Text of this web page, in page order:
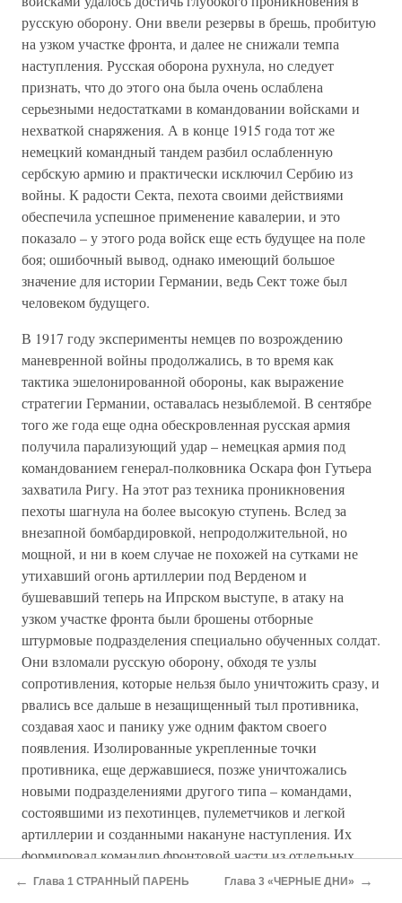
русскую оборону. Они ввели резервы в брешь, пробитую
на узком участке фронта, и далее не снижали темпа
наступления. Русская оборона рухнула, но следует
признать, что до этого она была очень ослаблена
серьезными недостатками в командовании войсками и
нехваткой снаряжения. А в конце 1915 года тот же
немецкий командный тандем разбил ослабленную
сербскую армию и практически исключил Сербию из
войны. К радости Секта, пехота своими действиями
обеспечила успешное применение кавалерии, и это
показало – у этого рода войск еще есть будущее на поле
боя; ошибочный вывод, однако имеющий большое
значение для истории Германии, ведь Сект тоже был
человеком будущего.
В 1917 году эксперименты немцев по возрождению
маневренной войны продолжались, в то время как
тактика эшелонированной обороны, как выражение
стратегии Германии, оставалась незыблемой. В сентябре
того же года еще одна обескровленная русская армия
получила парализующий удар – немецкая армия под
командованием генерал-полковника Оскара фон Гутьера
захватила Ригу. На этот раз техника проникновения
пехоты шагнула на более высокую ступень. Вслед за
внезапной бомбардировкой, непродолжительной, но
мощной, и ни в коем случае не похожей на сутками не
утихавший огонь артиллерии под Верденом и
бушевавший теперь на Ипрском выступе, в атаку на
узком участке фронта были брошены отборные
штурмовые подразделения специально обученных солдат.
Они взломали русскую оборону, обходя те узлы
сопротивления, которые нельзя было уничтожить сразу, и
рвались все дальше в незащищенный тыл противника,
создавая хаос и панику уже одним фактом своего
появления. Изолированные укрепленные точки
противника, еще державшиеся, позже уничтожались
новыми подразделениями другого типа – командами,
состоявшими из пехотинцев, пулеметчиков и легкой
артиллерии и созданными накануне наступления. Их
формировал командир фронтовой части из отдельных
подразделений, имевшихся на его участке. Родилась
← Глава 1 СТРАННЫЙ ПАРЕНЬ Глава 3 «ЧЕРНЫЕ ДНИ» →